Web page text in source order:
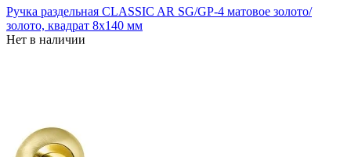
Ручка раздельная CLASSIC AR SG/GP-4 матовое золото/
золото, квадрат 8x140 мм
Нет в наличии